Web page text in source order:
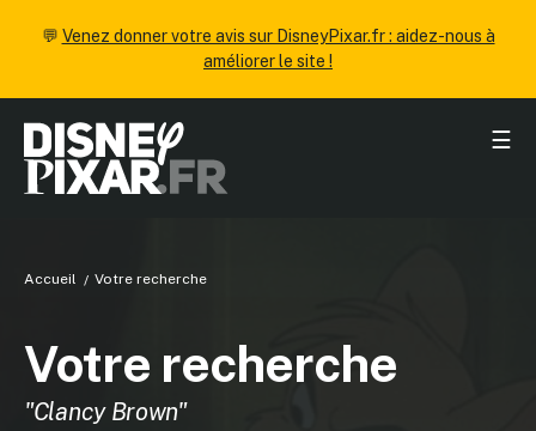
💬 Venez donner votre avis sur DisneyPixar.fr : aidez-nous à
améliorer le site !
☰
Accueil Votre recherche
Votre recherche
"Clancy Brown"